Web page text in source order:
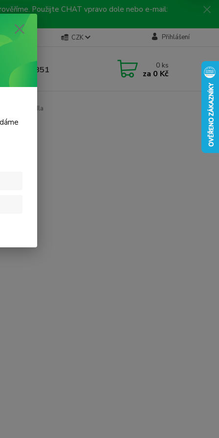
Použijte CHAT vpravo dole nebo e-mail:
Kontakty CZK Přihlášení
linka
792 217 851
9-16 hod.)
0 ks
za 0 Kč
servočerpadla